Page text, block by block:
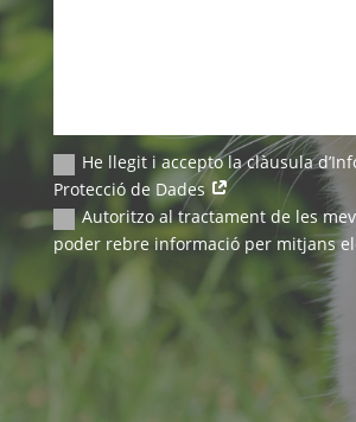
He llegit i accepto la clàusula
Protecció de Dades
Autoritzo al tractament de les
poder rebre informació per mitjans